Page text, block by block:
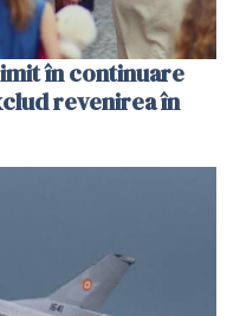
în continuare
revenirea în